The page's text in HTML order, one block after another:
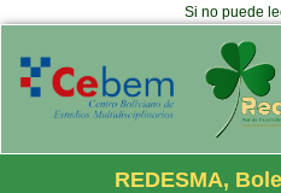
Si no puede
REDESMA,